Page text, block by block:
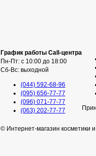
График работы Call-центра
Пн-Пт: с 10:00 до 18:00
Сб-Вс: выходной
(044) 592-68-96
(095) 656-77-77
(096) 071-77-77
(063) 202-77-77
© Интернет-магазин косметики